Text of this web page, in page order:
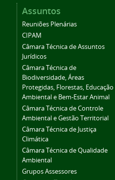
Assuntos
Reuniões Plenárias
CIPAM
Câmara Técnica de Assuntos
Jurídicos
Câmara Técnica de
Biodiversidade, Áreas
Protegidas, Florestas, Educação
Ambiental e Bem-Estar Animal
Câmara Técnica de Controle
Ambiental e Gestão Territorial
Câmara Técnica de Justiça
Climática
Câmara Técnica de Qualidade
Ambiental
Grupos Assessores